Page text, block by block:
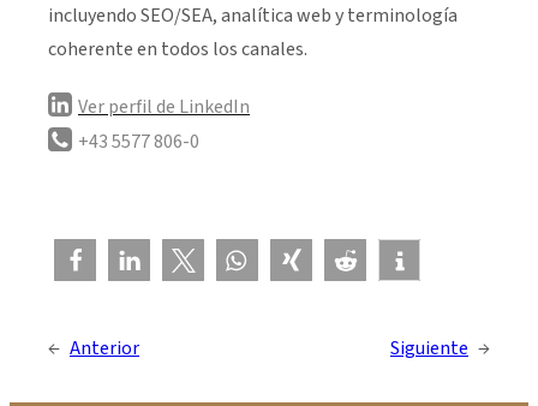
incluyendo SEO/SEA, analítica web y terminología
coherente en todos los canales.
Ver perfil de LinkedIn
+43 5577 806-0
← Anterior Siguiente →